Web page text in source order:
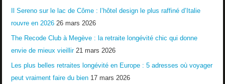
Il Sereno sur le lac de Côme : l’hôtel design le plus raffiné d’Italie
rouvre en 2026 26 mars 2026
The Recode Club à Megève : la retraite longévité chic qui donne
envie de mieux vieillir 21 mars 2026
Les plus belles retraites longévité en Europe : 5 adresses où voyager
peut vraiment faire du bien 17 mars 2026